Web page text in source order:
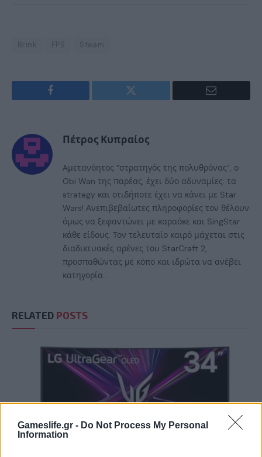
Gameslife.gr - Do Not Process My Personal
Information
Brink FPS Steam
Facebook Twitter Email
Πέτρος Κυπραίος
Αμετανόητος “στρατηγός της πολυθρόνας”, ο
Obi Wan της παρέας, έχει δύο αδυναμίες: τα
strategy και οτιδήποτε έχει να κάνει με Star
Wars! Ανεπιβεβαίωτες πληροφορίες τον θέλουν
όμως να ξεφαντώνει με καραόκε και SingStar
κάθε είδους. Τον τελευταίο καιρό μάχεται στις
διαδικτυακές αρένες του StarCraft 2,
προσπαθώντας με κόπο και ιδρώτα να ανέβει
κατηγορία...
RELATED POSTS